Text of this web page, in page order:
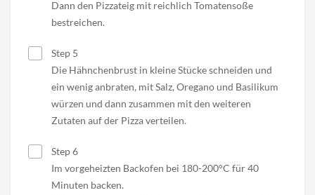
Dann den Pizzateig mit reichlich Tomatensoße
bestreichen.
Step 5
Die Hähnchenbrust in kleine Stücke schneiden und
ein wenig anbraten, mit Salz, Oregano und Basilikum
würzen und dann zusammen mit den weiteren
Zutaten auf der Pizza verteilen.
Step 6
Im vorgeheizten Backofen bei 180-200°C für 40
Minuten backen.